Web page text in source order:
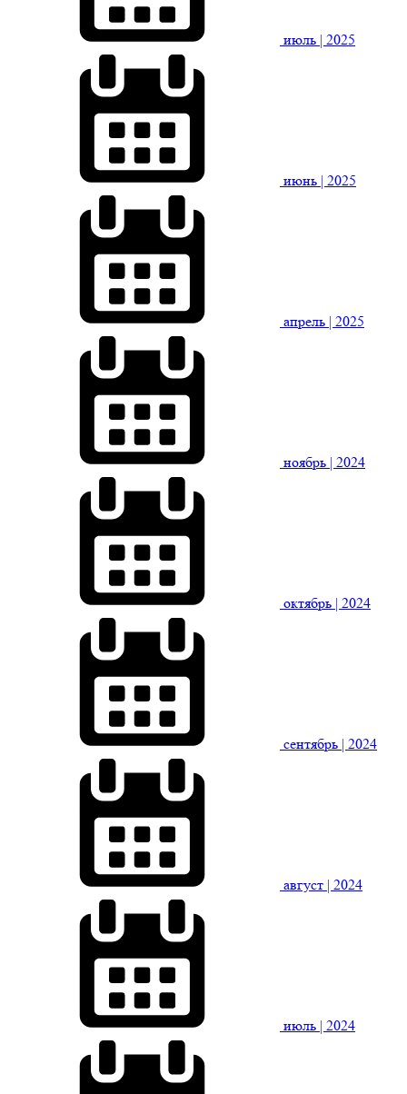
июль | 2025
июнь | 2025
апрель | 2025
ноябрь | 2024
октябрь | 2024
сентябрь | 2024
август | 2024
июль | 2024